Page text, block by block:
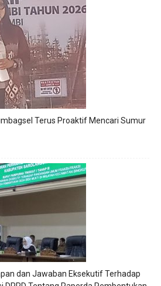
Terus Proaktif Mencari Sumur
dan Jawaban Eksekutif Terhadap